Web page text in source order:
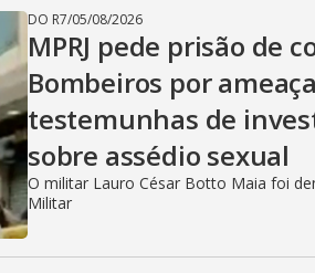
DO R7/05/08/2026
MPRJ pede prisão de
Bombeiros por
testemunhas de
sobre assédio sexual
O militar Lauro César Botto Maia foi
Militar